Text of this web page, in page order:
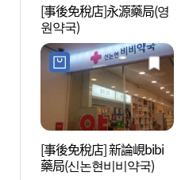
[事後免稅店]永源藥局(영
원약국)
[事後免稅店] 新論峴bibi
藥局(신논현비비약국)